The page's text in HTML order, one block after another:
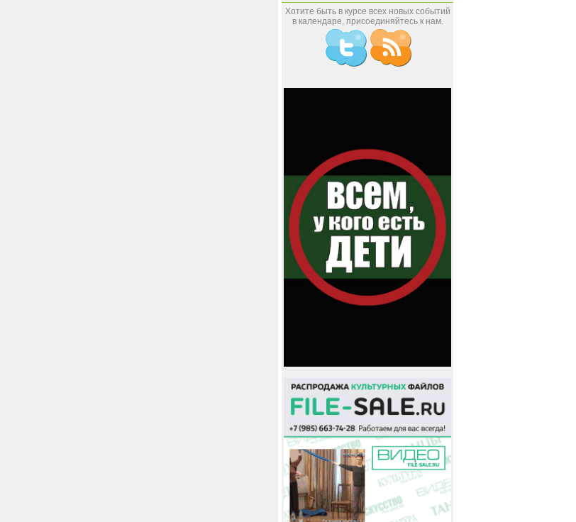
Хотите быть в курсе всех новых событий
в календаре, присоединяйтесь к нам.